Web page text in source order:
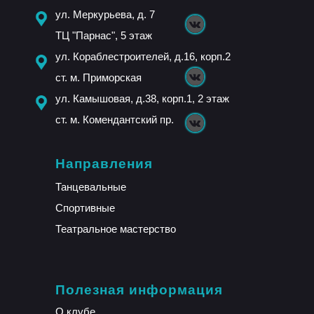
ул. Меркурьева, д. 7
ТЦ "Парнас", 5 этаж
ул. Кораблестроителей, д.16, корп.2
ст. м. Приморская
ул. Камышовая, д.38, корп.1, 2 этаж
ст. м. Комендантский пр.
Направления
Танцевальные
Спортивные
Театральное мастерство
Полезная информация
О клубе